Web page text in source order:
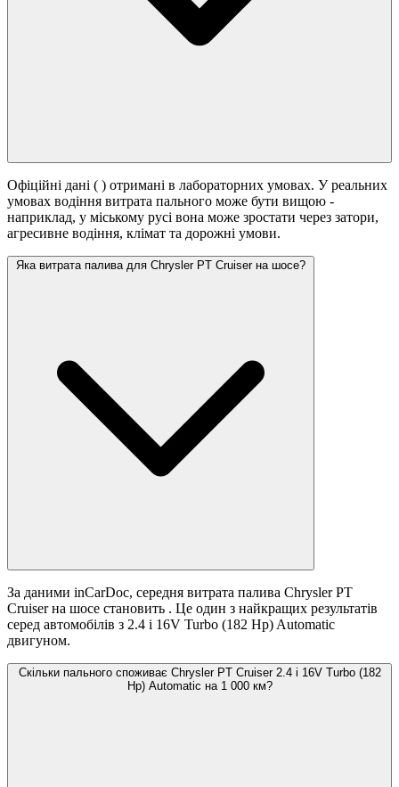
Офіційні дані ( ) отримані в лабораторних умовах. У реальних
умовах водіння витрата пального може бути вищою -
наприклад, у міському русі вона може зростати через затори,
агресивне водіння, клімат та дорожні умови.
Яка витрата палива для Chrysler PT Cruiser на шосе?
За даними inCarDoc, середня витрата палива Chrysler PT
Cruiser на шосе становить . Це один з найкращих результатів
серед автомобілів з 2.4 i 16V Turbo (182 Hp) Automatic
двигуном.
Скільки пального споживає Chrysler PT Cruiser 2.4 i 16V Turbo (182
Hp) Automatic на 1 000 км?